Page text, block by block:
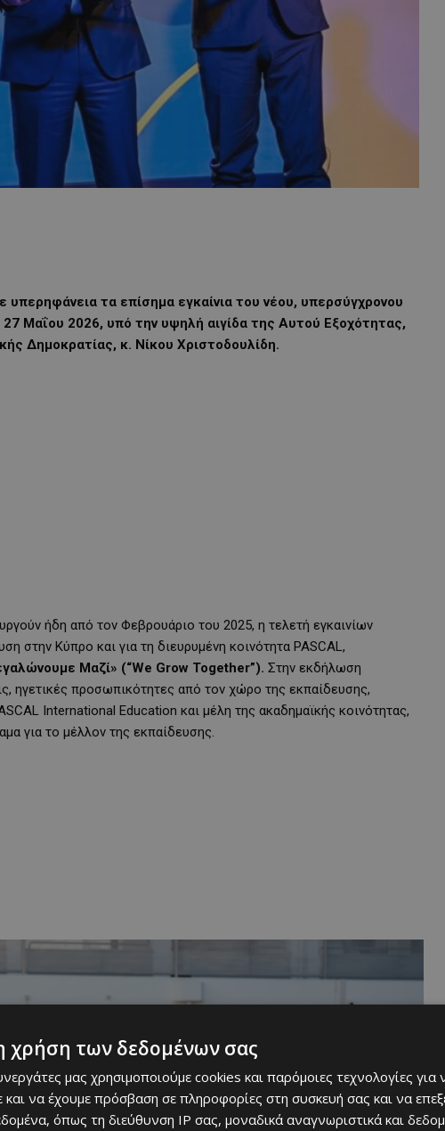
τα επίσημα εγκαίνια του νέου, υπερσύγχρονου
Μαΐου 2026, υπό την υψηλή αιγίδα της Αυτού Εξοχότητας,
Δημοκρατίας, κ. Νίκου Χριστοδουλίδη.
ήδη από τον Φεβρουάριο του 2025, η τελετή εγκαινίων
στην Κύπρο και για τη διευρυμένη κοινότητα PASCAL,
Μαζί» (“We Grow Together”). Στην εκδήλωση
ηγετικές προσωπικότητες από τον χώρο της εκπαίδευσης,
International Education και μέλη της ακαδημαϊκής κοινότητας,
για το μέλλον της εκπαίδευσης.
χρήση των δεδομένων σας
μας χρησιμοποιούμε cookies και παρόμοιες τεχνολογίες για
να έχουμε πρόσβαση σε πληροφορίες στη συσκευή σας και να
όπως τη διεύθυνση IP σας, μοναδικά αναγνωριστικά και